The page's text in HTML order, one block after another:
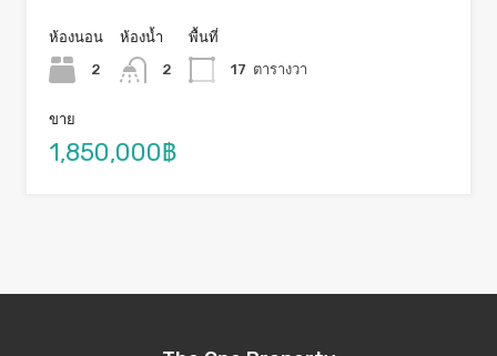
ห้องนอน
2
ห้องน้ำ
2
พื้นที่
17 ตารางวา
ขาย
1,850,000฿